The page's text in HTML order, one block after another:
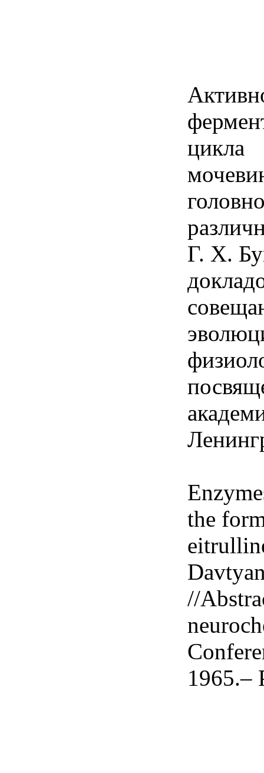
цикла
Г. Х.
the
//
1965.–